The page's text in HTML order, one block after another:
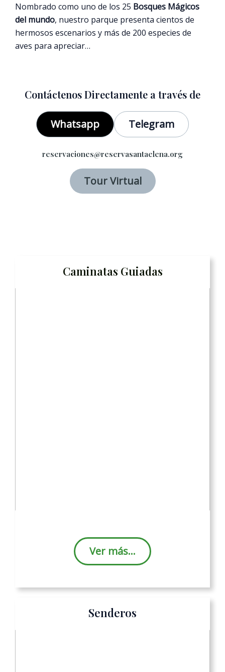
Nombrado como uno de los 25 Bosques Mágicos
del mundo, nuestro parque presenta cientos de
hermosos escenarios y más de 200 especies de
aves para apreciar…
Contáctenos Directamente a través de
Whatsapp Telegram
reservaciones@reservasantaelena.org
Tour Virtual
Caminatas Guiadas
Ver más…
Senderos